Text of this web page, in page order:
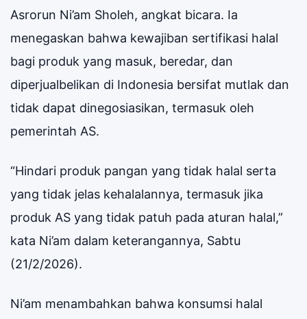
Asrorun Ni’am Sholeh, angkat bicara. Ia
menegaskan bahwa kewajiban sertifikasi halal
bagi produk yang masuk, beredar, dan
diperjualbelikan di Indonesia bersifat mutlak dan
tidak dapat dinegosiasikan, termasuk oleh
pemerintah AS.
“Hindari produk pangan yang tidak halal serta
yang tidak jelas kehalalannya, termasuk jika
produk AS yang tidak patuh pada aturan halal,”
kata Ni’am dalam keterangannya, Sabtu
(21/2/2026).
Ni’am menambahkan bahwa konsumsi halal